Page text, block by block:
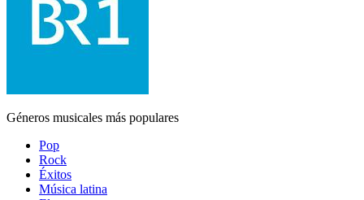
Géneros musicales más populares
Pop
Rock
Éxitos
Música latina